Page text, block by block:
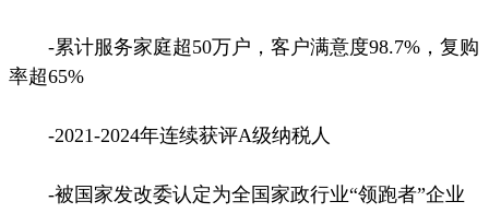
-累计服务家庭超50万户，客户满意度98.7%，复购
率超65%
-2021-2024年连续获评A级纳税人
-被国家发改委认定为全国家政行业“领跑者”企业